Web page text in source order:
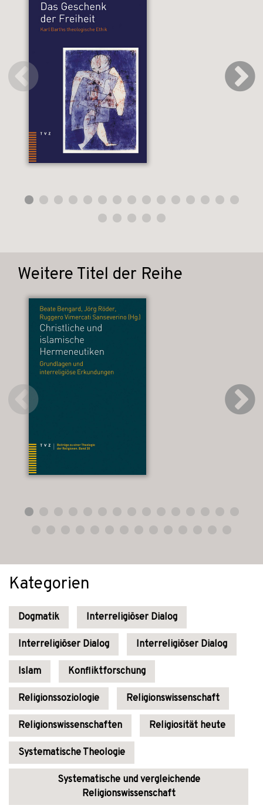
Weitere Titel der Reihe
Kategorien
Dogmatik Interreligiöser Dialog
Interreligiöser Dialog Interreligiöser Dialog
Islam Konfliktforschung
Religionssoziologie Religionswissenschaft
Religionswissenschaften Religiosität heute
Systematische Theologie
Systematische und vergleichende
Religionswissenschaft